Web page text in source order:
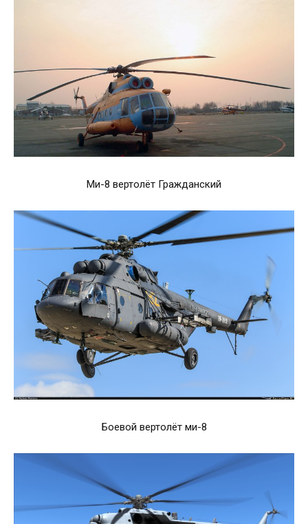
Ми-8 вертолёт Гражданский
Боевой вертолёт ми-8